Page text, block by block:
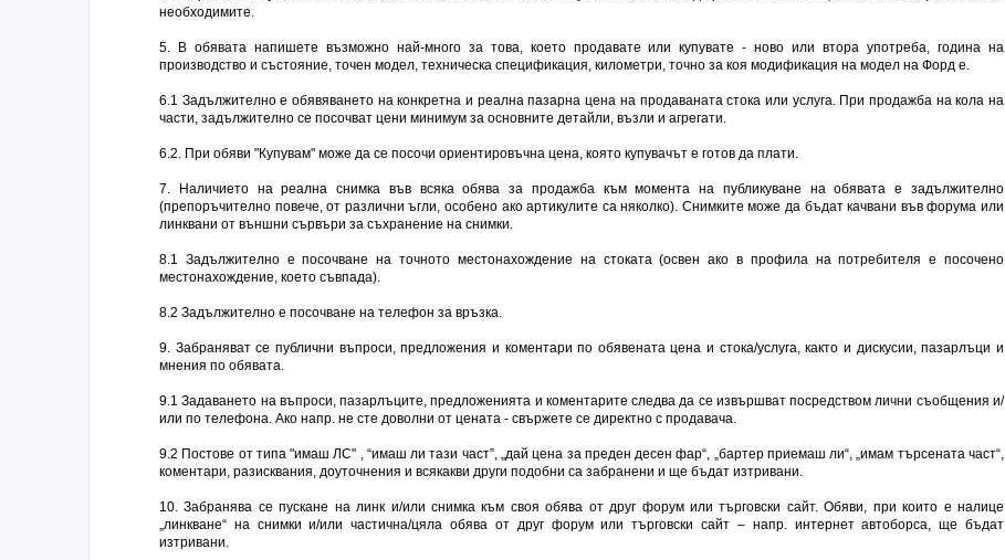
необходимите.
5. В обявата напишете възможно най-много за това, което продавате или купувате - ново или втора употреба, година на
производство и състояние, точен модел, техническа спецификация, километри, точно за коя модификация на модел на Форд е.
6.1 Задължително е обявяването на конкретна и реална пазарна цена на продаваната стока или услуга. При продажба на кола на
части, задължително се посочват цени минимум за основните детайли, възли и агрегати.
6.2. При обяви "Купувам" може да се посочи ориентировъчна цена, която купувачът е готов да плати.
7. Наличието на реална снимка във всяка обява за продажба към момента на публикуване на обявата е задължително
(препоръчително повече, от различни ъгли, особено ако артикулите са няколко). Снимките може да бъдат качвани във форума или
линквани от външни сървъри за съхранение на снимки.
8.1 Задължително е посочване на точното местонахождение на стоката (освен ако в профила на потребителя е посочено
местонахождение, което съвпада).
8.2 Задължително е посочване на телефон за връзка.
9. Забраняват се публични въпроси, предложения и коментари по обявената цена и стока/услуга, както и дискусии, пазарлъци и
мнения по обявата.
9.1 Задаването на въпроси, пазарлъците, предложенията и коментарите следва да се извършват посредством лични съобщения и/
или по телефона. Ако напр. не сте доволни от цената - свържете се директно с продавача.
9.2 Постове от типа "имаш ЛС" , “имаш ли тази част”, „дай цена за преден десен фар“, „бартер приемаш ли“, „имам търсената част“,
коментари, разисквания, доуточнения и всякакви други подобни са забранени и ще бъдат изтривани.
10. Забранява се пускане на линк и/или снимка към своя обява от друг форум или търговски сайт. Обяви, при които е налице
„линкване“ на снимки и/или частична/цяла обява от друг форум или търговски сайт – напр. интернет автоборса, ще бъдат
изтривани.